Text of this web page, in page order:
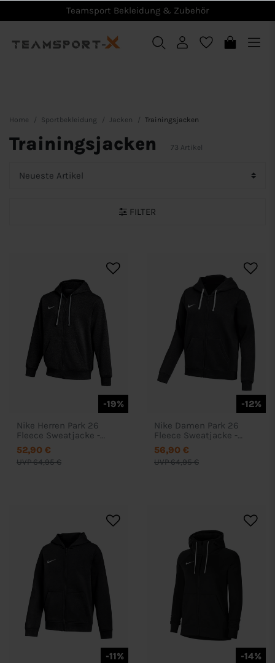
Teamsport Bekleidung & Zubehör
Home Sportbekleidung Jacken Trainingsjacken
Trainingsjacken 73 Artikel
FILTER
-19%
Nike Herren Park 26
Fleece Sweatjacke -
IB1232
UVP 64,95 €
52,90 €
-12%
Nike Damen Park 26
Fleece Sweatjacke -
IB1230
UVP 64,95 €
56,90 €
-11%
-14%